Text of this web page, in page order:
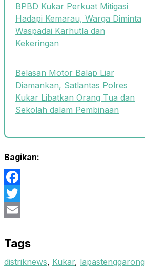
BPBD Kukar Perkuat Mitigasi
Hadapi Kemarau, Warga Diminta
Waspadai Karhutla dan
Kekeringan
Belasan Motor Balap Liar
Diamankan, Satlantas Polres
Kukar Libatkan Orang Tua dan
Sekolah dalam Pembinaan
Bagikan:
Facebook
Twitter
Tags
distriknews, Kukar, lapastenggarong